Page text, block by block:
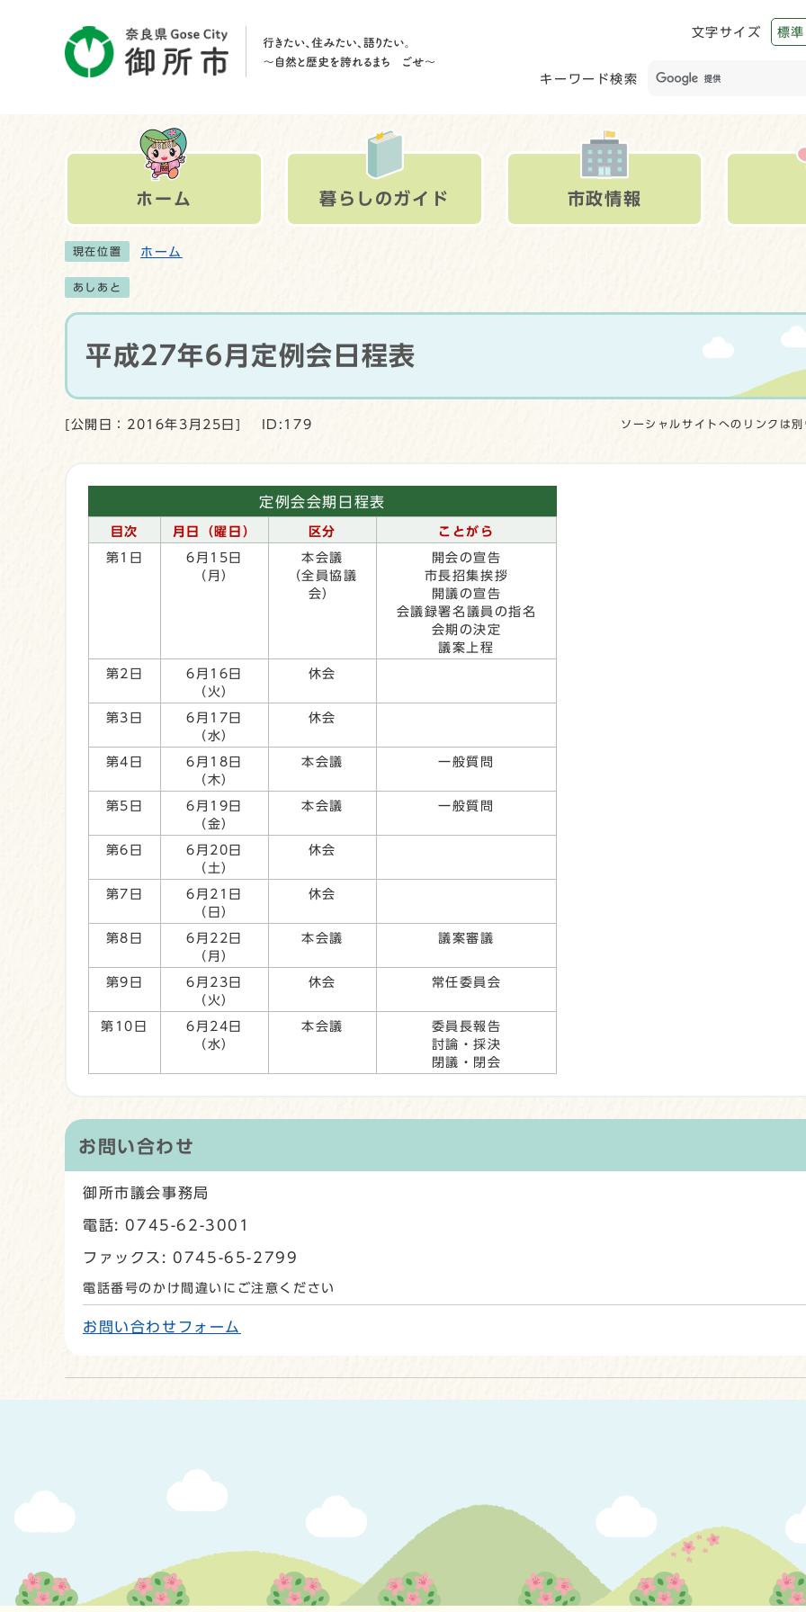
文字サイズ 標準
キーワード検索
ホーム 暮らしのガイド 市政情報
現在位置 ホーム
あしあと
平成27年6月定例会日程表
[公開日：2016年3月25日] ID:179 ソーシャルサイトへのリンクは
定例会会期日程表
目次 月日（曜日） 区分 ことがら
第1日
6月15日
（月）
本会議
（全員協議
会）
開会の宣告
市長招集挨拶
開議の宣告
会議録署名議員の指名
会期の決定
議案上程
第2日
6月16日
（火）
休会
第3日
6月17日
（水）
休会
第4日
6月18日
（木）
本会議 一般質問
第5日
6月19日
（金）
本会議 一般質問
第6日
6月20日
（土）
休会
第7日
6月21日
（日）
休会
第8日
6月22日
（月）
本会議 議案審議
第9日
6月23日
（火）
休会 常任委員会
第10日
6月24日
（水）
本会議
委員長報告
討論・採決
閉議・閉会
お問い合わせ
御所市議会事務局
電話: 0745-62-3001
ファックス: 0745-65-2799
電話番号のかけ間違いにご注意ください
お問い合わせフォーム